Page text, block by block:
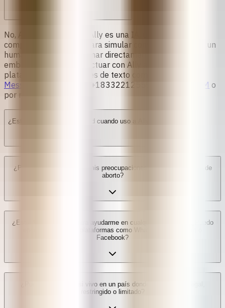
No, Ally no es humana
. Ally es una IA, un programa de
computador diseñado para simular conversaciones con un
humano. No puedes llamar directamente a Ally. Sin
embargo, puedes interactuar con Ally a través de
plataformas de mensajes de texto como
Messenger
(+18332212559), Instagram DM o
por nuestra
¿Está protegida mi privacidad cuando uso a Ally?
¿Puedo expresarle a Ally mis preocupaciones durante el proceso de
aborto?
¿Está Ally disponible para ayudarme en cualquier momento? ¿Puedo
encontrar a Ally en plataformas como Whatsapp, Instagram o
Facebook?
¿Puedo usar a Ally si vivo en un país donde el aborto es ilegal,
restringido o limitado?